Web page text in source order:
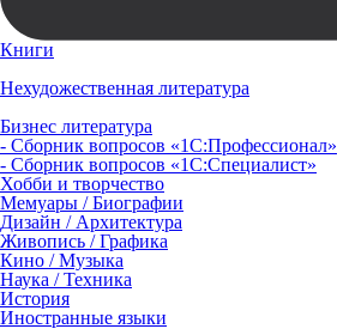
Книги
Нехудожественная литература
Бизнес литература
- Сборник вопросов «1С:Профессионал»
- Сборник вопросов «1С:Специалист»
Хобби и творчество
Мемуары / Биографии
Дизайн / Архитектура
Живопись / Графика
Кино / Музыка
Наука / Техника
История
Иностранные языки